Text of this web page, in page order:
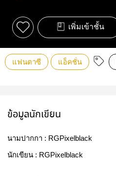
เพิ่มเข้าชั้น
แฟนตาซี แอ็คชั่น
ข้อมูลนักเขียน
นามปากกา : RGPixelblack
นักเขียน : RGPixelblack